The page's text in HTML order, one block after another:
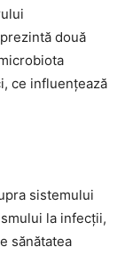
două
ce influențează
sistemului
la infecții,
sănătatea